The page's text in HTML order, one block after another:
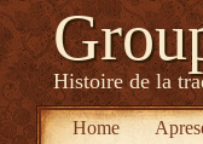
Histoire de la
Home